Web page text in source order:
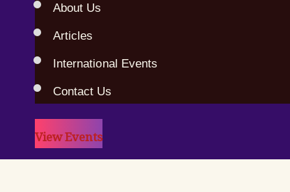
About Us
Articles
International Events
Contact Us
View Events